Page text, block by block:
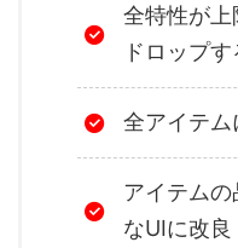
全特性が
ドロップす
全アイテム
アイテムの
なUIに改良